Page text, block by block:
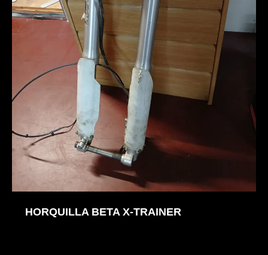
HORQUILLA BETA X-TRAINER